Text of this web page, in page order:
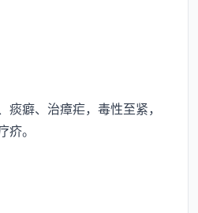
癖、治瘴疟，毒性至紧，
。